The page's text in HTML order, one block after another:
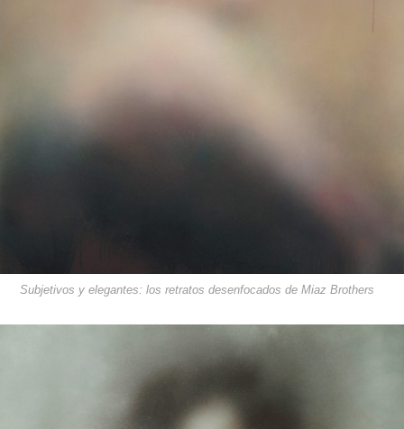
Subjetivos y elegantes: los retratos desenfocados de Miaz Brothers